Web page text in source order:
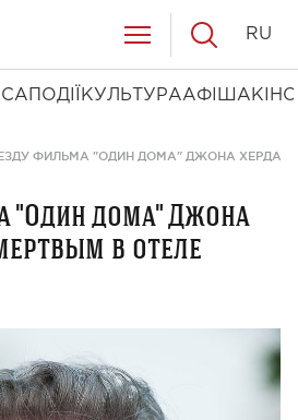
ПОДІЇ КУЛЬТУРААФІША КІНО
RU
ФИЛЬМА "ОДИН ДОМА" ДЖОНА ХЕРДА
"Один дома" Джона
в отеле